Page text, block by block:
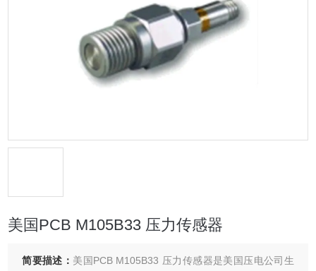
美国PCB M105B33 压力传感器
简要描述： 美国PCB M105B33 压力传感器是美国压电公司生